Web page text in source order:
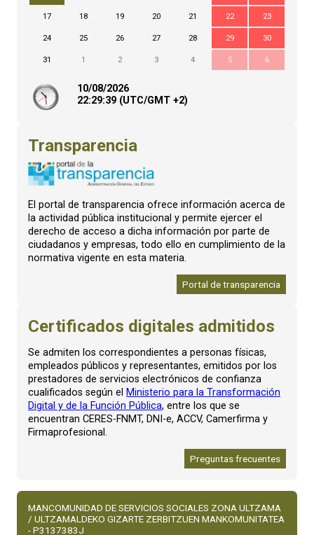
17 18 19 20 21 22 23
24 25 26 27 28 29 30
31 1 2 3 4 5 6
10/08/2026
22:29:40 (UTC/GMT +2)
Transparencia
El portal de transparencia ofrece información acerca de
la actividad pública institucional y permite ejercer el
derecho de acceso a dicha información por parte de
ciudadanos y empresas, todo ello en cumplimiento de la
normativa vigente en esta materia.
Portal de transparencia
Certificados digitales admitidos
Se admiten los correspondientes a personas físicas,
empleados públicos y representantes, emitidos por los
prestadores de servicios electrónicos de confianza
cualificados según el Ministerio para la Transformación
Digital y de la Función Pública, entre los que se
encuentran CERES-FNMT, DNI-e, ACCV, Camerfirma y
Firmaprofesional.
Preguntas frecuentes
MANCOMUNIDAD DE SERVICIOS SOCIALES ZONA ULTZAMA
/ ULTZAMALDEKO GIZARTE ZERBITZUEN MANKOMUNITATEA
- P3137383J